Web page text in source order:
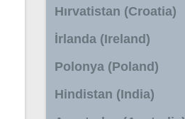
Hırvatistan (Croatia)
İrlanda (Ireland)
Polonya (Poland)
Hindistan (India)